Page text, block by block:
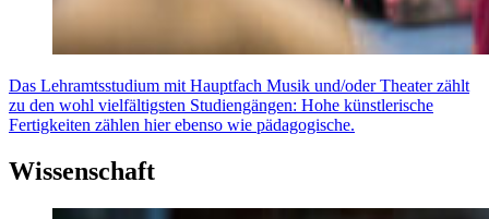
Das Lehramtsstudium mit Hauptfach Musik und/oder Theater zählt
zu den wohl vielfältigsten Studiengängen: Hohe künstlerische
Fertigkeiten zählen hier ebenso wie pädagogische.
Wissenschaft